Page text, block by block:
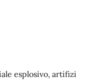
esplosivo, artifizi